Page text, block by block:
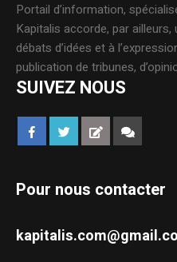
Portail d’information,
Kapitalis accorde, par
débats d’idées et à
publication de tribunes,
SUIVEZ NOUS
Pour nous contacter